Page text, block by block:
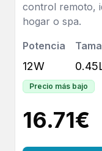
control remoto,
hogar o spa.
Potencia
12W
Precio más bajo
16.71€